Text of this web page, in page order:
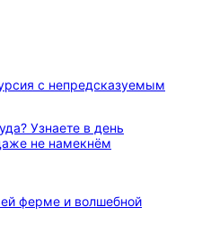
с непредсказуемым
Узнаете в день
не намекнём